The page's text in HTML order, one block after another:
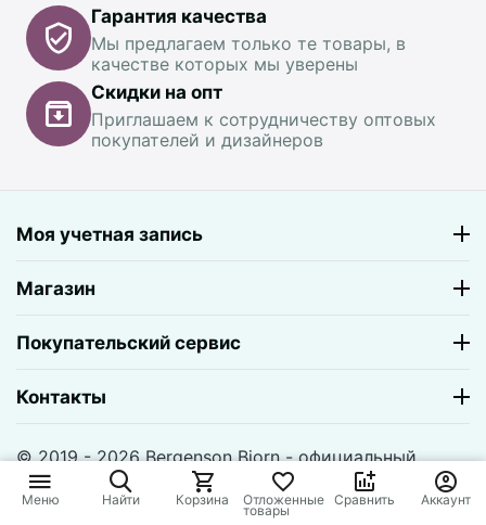
Гарантия качества
Мы предлагаем только те товары, в
качестве которых мы уверены
Скидки на опт
Приглашаем к сотрудничеству оптовых
покупателей и дизайнеров
Моя учетная запись
Магазин
Покупательский сервис
Контакты
© 2019 - 2026 Bergenson Bjorn - официальный
магазин. На базе
CS-Cart и премиум темы —
© AB:
UniTheme2
Меню Найти Корзина Отложенные
товары
Сравнить Аккаунт